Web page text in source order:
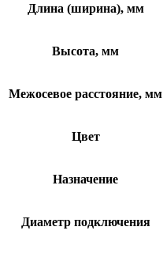
Длина (ширина), мм
Высота, мм
Межосевое расстояние, мм
Цвет
Назначение
Диаметр подключения